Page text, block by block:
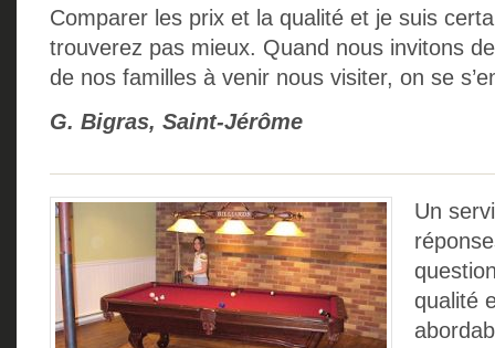
Comparer les prix et la qualité et je suis
trouverez pas mieux. Quand nous invitons
de nos familles à venir nous visiter, on se
G. Bigras, Saint-Jérôme
Un
qualité